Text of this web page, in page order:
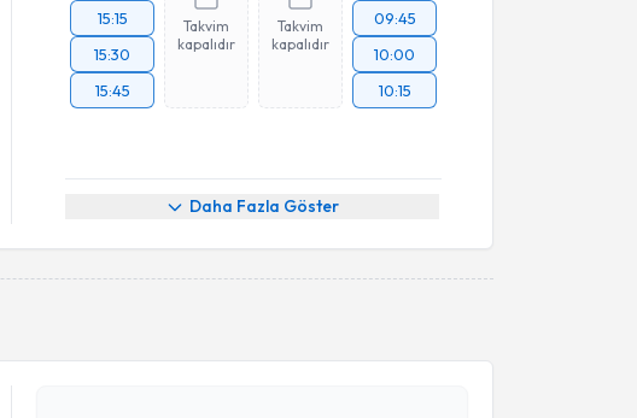
15:15
15:30
15:45
Takvim
kapalıdır
Takvim
kapalıdır
09:45
10:00
10:15
Daha Fazla Göster
Randevu Takvimi Talebi
Prof. Dr. Muhammed Keskiniçin randevu takvimi talebi
oluşturun. Size bu uzmandan randevu almanız için bir takvim